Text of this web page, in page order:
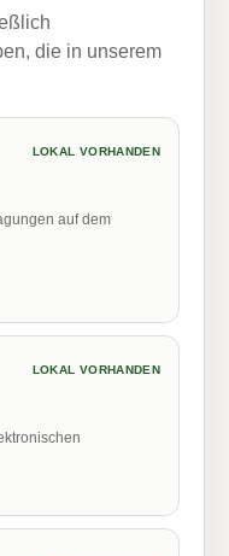
die in unserem
LOKAL VORHANDEN
auf dem
LOKAL VORHANDEN